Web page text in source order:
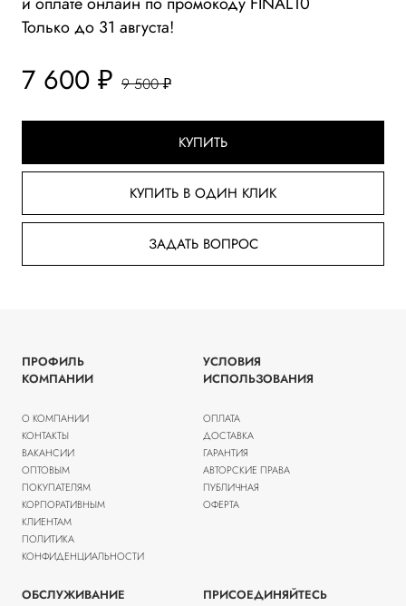
Только до 31 августа!
7 600 ₽ 9 500 ₽
КУПИТЬ
КУПИТЬ В ОДИН КЛИК
ЗАДАТЬ ВОПРОС
ПРОФИЛЬ
КОМПАНИИ
О КОМПАНИИ
КОНТАКТЫ
ВАКАНСИИ
ОПТОВЫМ
ПОКУПАТЕЛЯМ
КОРПОРАТИВНЫМ
КЛИЕНТАМ
ПОЛИТИКА
КОНФИДЕНЦИАЛЬНОСТИ
УСЛОВИЯ
ИСПОЛЬЗОВАНИЯ
ОПЛАТА
ДОСТАВКА
ГАРАНТИЯ
АВТОРСКИЕ ПРАВА
ПУБЛИЧНАЯ
ОФЕРТА
ОБСЛУЖИВАНИЕ
ПРИСОЕДИНЯЙТЕСЬ